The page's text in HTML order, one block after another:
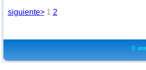
siguiente> 1 2
©